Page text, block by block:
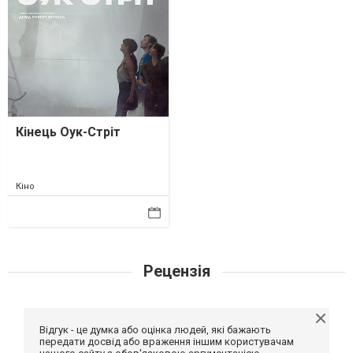
Кінець Оук-Стріт
Кіно
Рецензія
Відгук - це думка або оцінка людей, які бажають
передати досвід або враження іншим користувачам